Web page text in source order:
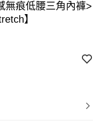
無痕低腰三角內褲>
】